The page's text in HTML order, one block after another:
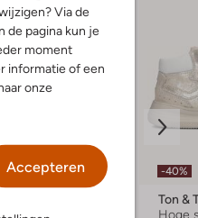
Via de
de pagina kun je
moment
informatie of een
onze
Accepteren
-60%
sneakers
-40%
Ton &
Hoge